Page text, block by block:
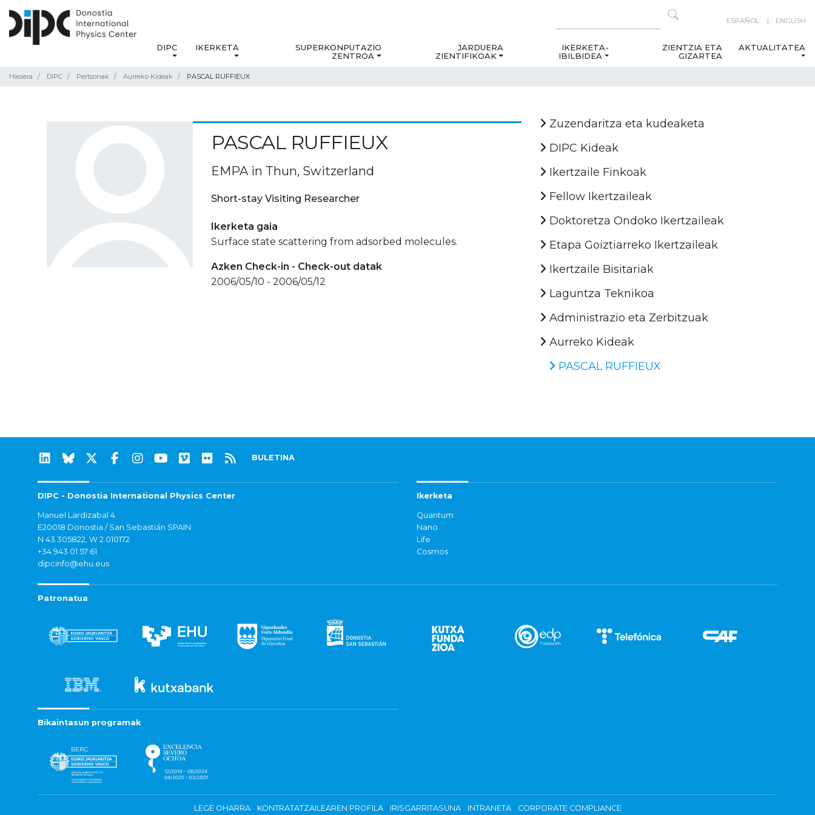
ESPAÑOL ENGLISH
DIPC IKERKETA
SUPERKONPUTAZIO
ZENTROA
JARDUERA
ZIENTIFIKOAK
IKERKETA-
IBILBIDEA
ZIENTZIA ETA
GIZARTEA
AKTUALITATEA
Hasiera DIPC Pertsonak Aurreko Kideak PASCAL RUFFIEUX
PASCAL RUFFIEUX
EMPA in Thun, Switzerland
Short-stay Visiting Researcher
Ikerketa gaia
Surface state scattering from adsorbed molecules.
Azken Check-in - Check-out datak
2006/05/10 - 2006/05/12
Zuzendaritza eta kudeaketa
DIPC Kideak
Ikertzaile Finkoak
Fellow Ikertzaileak
Doktoretza Ondoko Ikertzaileak
Etapa Goiztiarreko Ikertzaileak
Ikertzaile Bisitariak
Laguntza Teknikoa
Administrazio eta Zerbitzuak
Aurreko Kideak
PASCAL RUFFIEUX
BULETINA
DIPC - Donostia International Physics Center
Manuel Lardizabal 4
E20018 Donostia / San Sebastián SPAIN
N 43.305822, W 2.010172
+34 943 01 57 61
dipcinfo@ehu.eus
Ikerketa
Quantum
Nano
Life
Cosmos
Patronatua
Bikaintasun programak
LEGE OHARRA KONTRATATZAILEAREN PROFILA IRISGARRITASUNA INTRANETA CORPORATE COMPLIANCE